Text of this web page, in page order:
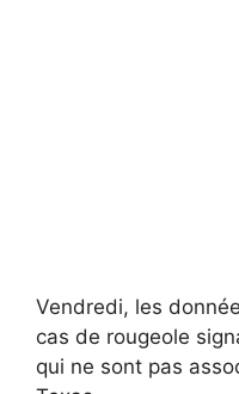
Vendredi, les
cas de rougeole
qui ne sont pas